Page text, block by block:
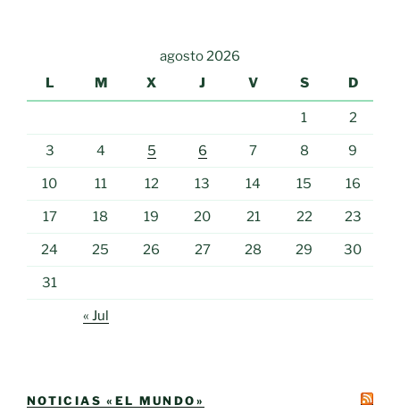
agosto 2026
L
M X J V S D
1 2
3 4 5 6 7 8 9
10 11 12 13 14 15 16
17 18 19 20 21 22 23
24 25 26 27 28 29 30
31
« Jul
NOTICIAS «EL MUNDO»